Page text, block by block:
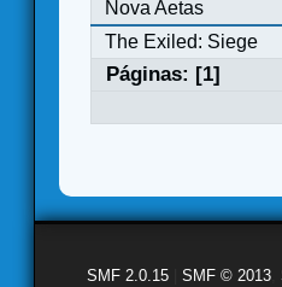
Nova Aetas
The Exiled: Siege
Páginas: [1]
SMF 2.0.15 SMF © 2013